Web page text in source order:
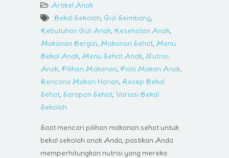
Artikel Anak
Bekal Sekolah, Gizi Seimbang,
Kebutuhan Gizi Anak, Kesehatan Anak,
Makanan Bergizi, Makanan Sehat, Menu
Bekal Anak, Menu Sehat Anak, Nutrisi
Anak, Pilihan Makanan, Pola Makan Anak,
Rencana Makan Harian, Resep Bekal
Sehat, Sarapan Sehat, Variasi Bekal
Sekolah
Saat mencari pilihan makanan sehat untuk
bekal sekolah anak Anda, pastikan Anda
memperhitungkan nutrisi yang mereka